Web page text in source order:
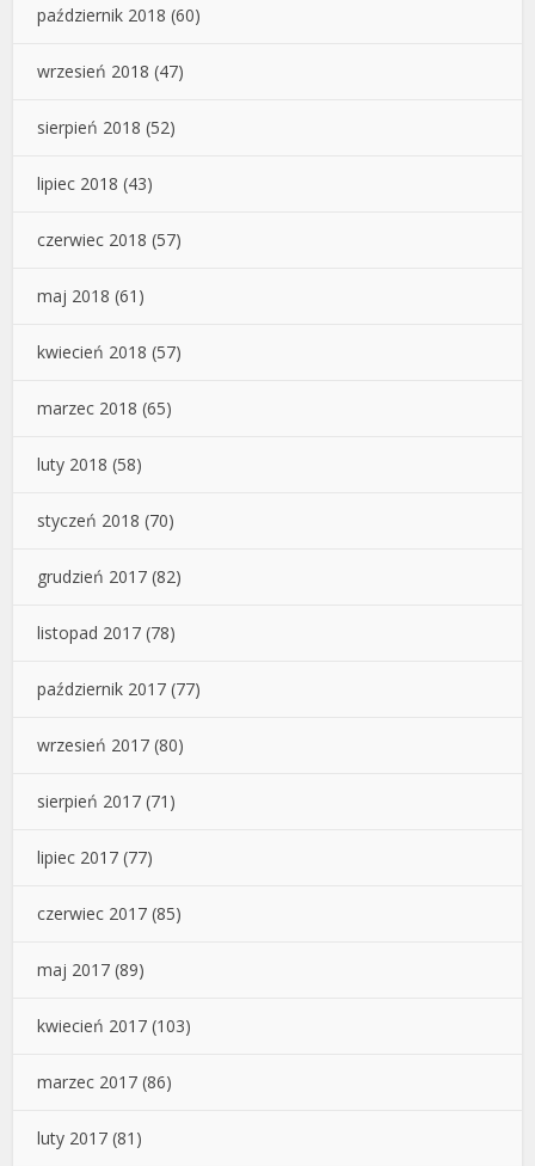
październik 2018 (60)
wrzesień 2018 (47)
sierpień 2018 (52)
lipiec 2018 (43)
czerwiec 2018 (57)
maj 2018 (61)
kwiecień 2018 (57)
marzec 2018 (65)
luty 2018 (58)
styczeń 2018 (70)
grudzień 2017 (82)
listopad 2017 (78)
październik 2017 (77)
wrzesień 2017 (80)
sierpień 2017 (71)
lipiec 2017 (77)
czerwiec 2017 (85)
maj 2017 (89)
kwiecień 2017 (103)
marzec 2017 (86)
luty 2017 (81)